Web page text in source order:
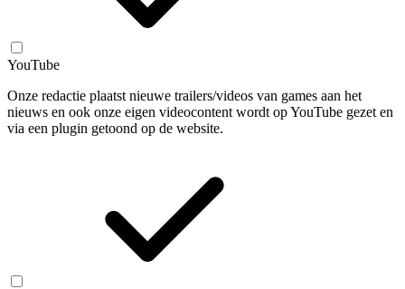
YouTube
Onze redactie plaatst nieuwe trailers/videos van games aan het
nieuws en ook onze eigen videocontent wordt op YouTube gezet en
via een plugin getoond op de website.